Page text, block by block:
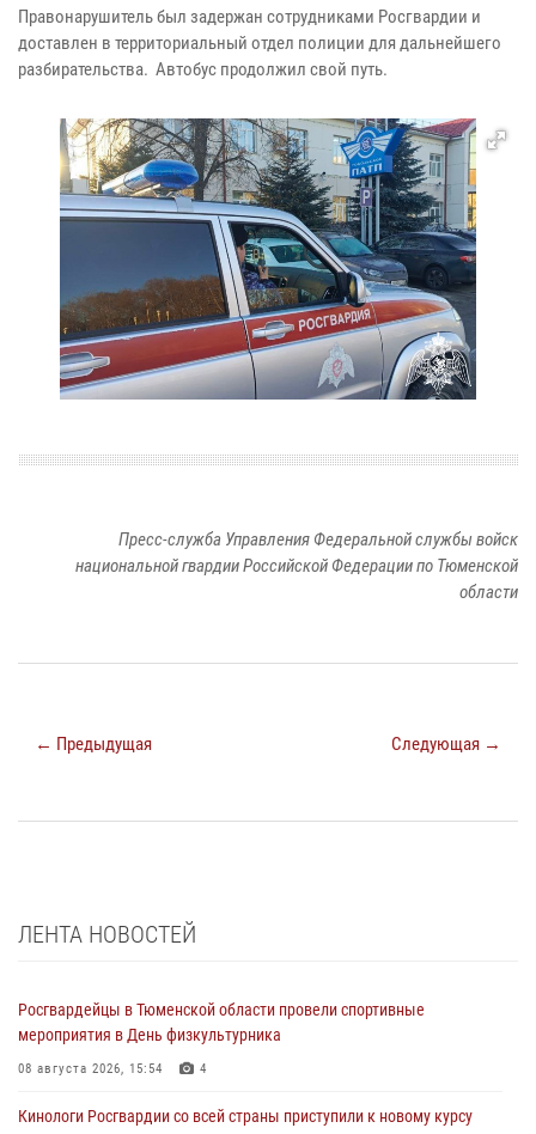
Правонарушитель был задержан сотрудниками Росгвардии и
доставлен в территориальный отдел полиции для дальнейшего
разбирательства. Автобус продолжил свой путь.
Пресс-служба Управления Федеральной службы войск
национальной гвардии Российской Федерации по Тюменской
области
← Предыдущая Следующая →
ЛЕНТА НОВОСТЕЙ
Росгвардейцы в Тюменской области провели спортивные
мероприятия в День физкультурника
08 августа 2026, 15:54 4
Кинологи Росгвардии со всей страны приступили к новому курсу